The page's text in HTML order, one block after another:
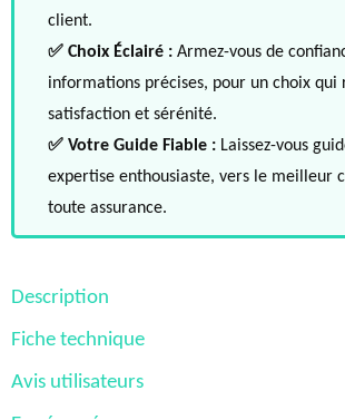
client.
✅ Choix Éclairé : Armez-vous de
informations précises, pour un choix qui
satisfaction et sérénité.
✅ Votre Guide Fiable : Laissez-vous
expertise enthousiaste, vers le meilleur
toute assurance.
Description
Fiche technique
Avis utilisateurs